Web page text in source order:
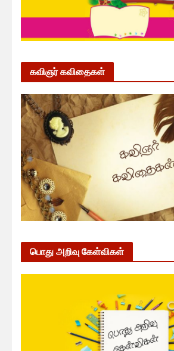
கவிஞர் கவிதைகள்
பொது அறிவு கேள்விகள்